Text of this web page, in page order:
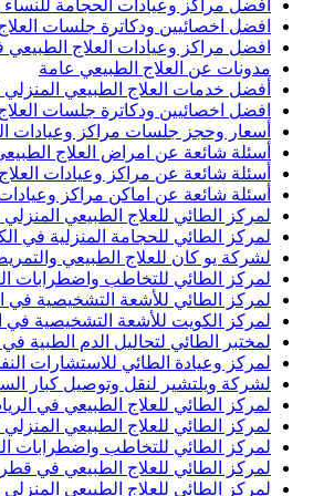
أفضل مراكز وعيادات الحجامة
افضل اخصائيين ودكاترة جلسات
افضل مراكز وعيادات العلاج
مدونات عن العلاج الطبيعي عامة
أفضل خدمات العلاج الطبيعي
افضل اخصائيين ودكاترة جلسات
أسعار وحجز جلسات مراكز وعيادات
أسئلة شائعة عن امراض العلاج
أسئلة شائعة عن مراكز وعيادات
أسئلة شائعة عن اماكن مراكز
لمركز الطائي للعلاج الطبيعي
لمركز الطائي للحجامة المنزلية في
لشركة يو كان للعلاج الطبيعي
لمركز الطائي للتخاطب واضطرابات
لمركز الطائي للأشعة التشخيصية في
لمركز الكويت للأشعة التشخيصية في
لمختبر الطائي لتحاليل الدم الطبية
لمركز وعيادة الطائي للاستشارات
لشركة ويلتشير لنقل وتوصيل كبار
لمركز الطائي للعلاج الطبيعي في
لمركز الطائي للعلاج الطبيعي
لمركز الطائي للتخاطب واضطرابات
لمركز الطائي للعلاج الطبيعي في قطر
لمركز الطائي للعلاج الطبيعي